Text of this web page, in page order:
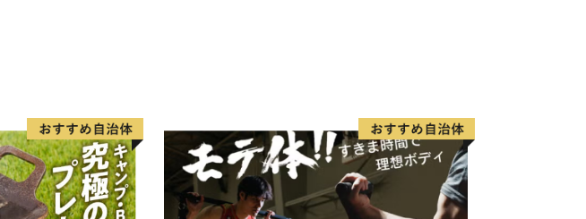
てきた名産「丹後ちりめん」、農業分野における独自モデル「自然
循環農業」による産品などは、与謝野町の誇りの結晶です。これら
高品質で安心・安全な価値をお届けすることで、遠くにいても与謝
野町の「いま」を感じ、ふるさと与謝野を感じていただければと思